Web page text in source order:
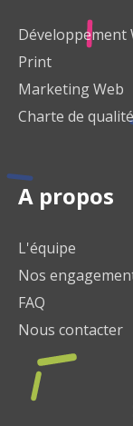
Développement
Print
Marketing Web
Charte de qualité
A propos
L'équipe
Nos
FAQ
Nous contacter